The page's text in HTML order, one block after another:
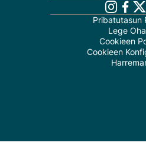
Pribatutasun
Lege
Cookieen
Cookieen